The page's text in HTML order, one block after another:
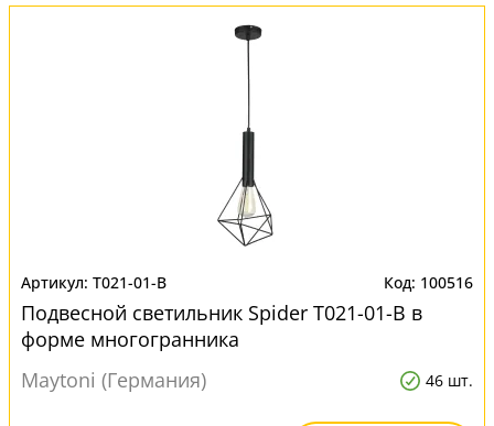
T021-01-B 100516
Подвесной светильник Spider T021-01-B в
форме многогранника
Maytoni (Германия)
46 шт.